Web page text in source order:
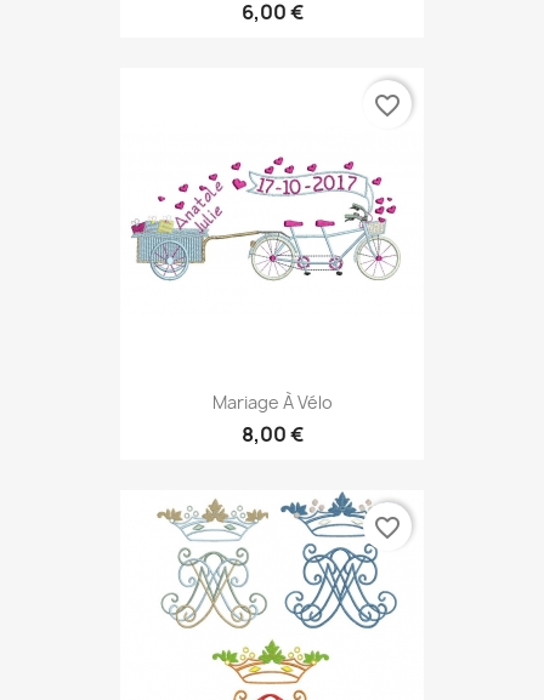
6,00 €
Mariage À Vélo
8,00 €
favorite_border
favorite_border